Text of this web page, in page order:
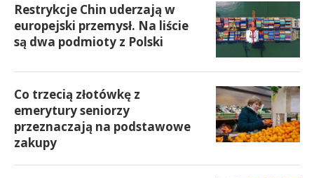
Restrykcje Chin uderzają w
europejski przemysł. Na liście
są dwa podmioty z Polski
Co trzecią złotówkę z
emerytury seniorzy
przeznaczają na podstawowe
zakupy